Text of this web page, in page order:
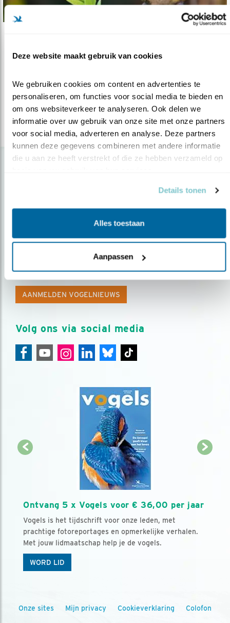
Deze website maakt gebruik van cookies
We gebruiken cookies om content en advertenties te
personaliseren, om functies voor social media te bieden en
om ons websiteverkeer te analyseren. Ook delen we
informatie over uw gebruik van onze site met onze partners
voor social media, adverteren en analyse. Deze partners
kunnen deze gegevens combineren met andere informatie
die u aan ze heeft verstrekt of die ze hebben verzameld op
Details tonen
Alles toestaan
Aanpassen
Van tegelhofje naar tuin
groene vogeltuin.
lees meer
Op de hoogte blijven?
Meld je aan en ontvang nieuws, inspiratie, acties en tips
AANMELDEN VOGELNIEUWS
Volg ons via social media
Ontvang 5 x Vogels voor € 36,00 per jaar
Vogels is het tijdschrift voor onze leden, met
prachtige fotoreportages en opmerkelijke verhalen.
Met jouw lidmaatschap help je de vogels.
WORD LID
Onze sites Mijn privacy Cookieverklaring Colofon